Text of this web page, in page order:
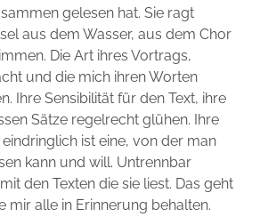
gelesen hat. Sie ragt
aus dem Wasser, aus dem Chor
Die Art ihres Vortrags,
und die mich ihren Worten
Ihre Sensibilität für den Text, ihre
Sätze regelrecht glühen. Ihre
ist eine, von der man
kann und will. Untrennbar
den Texten die sie liest. Das geht
mir alle in Erinnerung behalten.